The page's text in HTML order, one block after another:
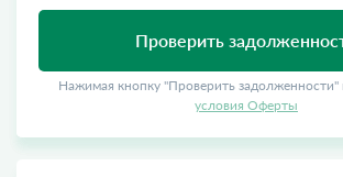
Проверить
Нажимая кнопку "Проверить
условия Оферты